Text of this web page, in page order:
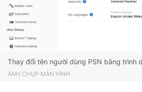
Thay đổi tên người dùng PSN bằng trình
ẢNH CHỤP MÀN HÌNH